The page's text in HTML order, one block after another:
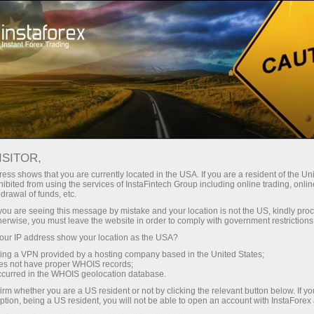
Трейдерів Торгові умови
Торгові інструменти
#INDU
INDU
54034.6 (%) 07 Aug 2026 20:14
Купити
54034.6
54023.1
shows that you are currently located in the USA. If you are a resident of the
from using the services of InstaFintech Group including online trading,
of funds, etc.
are seeing this message by mistake and your location is not the US, kindly
you must leave the website in order to comply with government
IP address show your location as the USA?
a VPN provided by a hosting company based in the United States;
not have proper WHOIS records;
in the WHOIS geolocation database.
whether you are a US resident or not by clicking the relevant button below. If
being a US resident, you will not be able to open an account with InstaForex